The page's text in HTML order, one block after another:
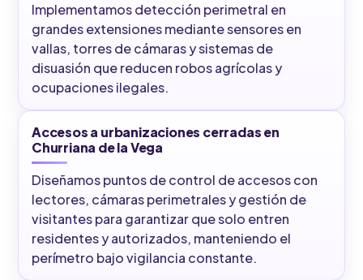
Implementamos detección perimetral en
grandes extensiones mediante sensores en
vallas, torres de cámaras y sistemas de
disuasión que reducen robos agrícolas y
ocupaciones ilegales.
Accesos a urbanizaciones cerradas en
Churriana de la Vega
Diseñamos puntos de control de accesos con
lectores, cámaras perimetrales y gestión de
visitantes para garantizar que solo entren
residentes y autorizados, manteniendo el
perímetro bajo vigilancia constante.